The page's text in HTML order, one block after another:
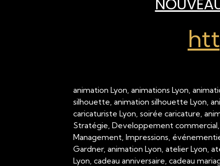
animation Lyon, animations Lyon,
silhouette, animation silhouette Lyon,
caricaturiste Lyon, soirée caricature,
Stratégie, Developpement
Management, Impressions,
Gardner, animation Lyon, atelier Lyon,
Lyon, cadeau anniversaire, cadeau